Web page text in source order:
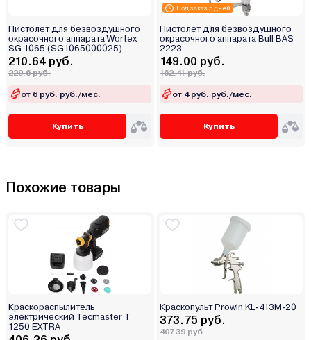
Пистолет для безвоздушного
окрасочного аппарата Wortex
SG 1065 (SG1065000025)
210.64 руб.
229.6 руб.
от 6 руб. руб./мес.
Купить
Под заказ 5 дней
Пистолет для безвоздушного
окрасочного аппарата Bull BAS
2223
149.00 руб.
162.41 руб.
от 4 руб. руб./мес.
Купить
Похожие товары
Краскораспылитель
электрический Tecmaster T
1250 EXTRA
Краскопульт Prowin KL-413M-20
373.75 руб.
407.39 руб.